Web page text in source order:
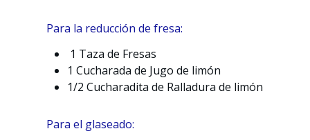
Para la reducción de fresa:
1 Taza de Fresas
1 Cucharada de Jugo de limón
1/2 Cucharadita de Ralladura de limón
Para el glaseado: